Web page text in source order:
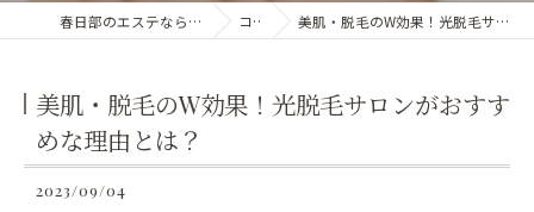
春日部のエステならSalon de gypsophile コラム 美肌・脱毛のW効果！光脱毛サロンがおすすめな理由とは？
美肌・脱毛のW効果！光脱毛サロンがおすす
めな理由とは？
2023/09/04